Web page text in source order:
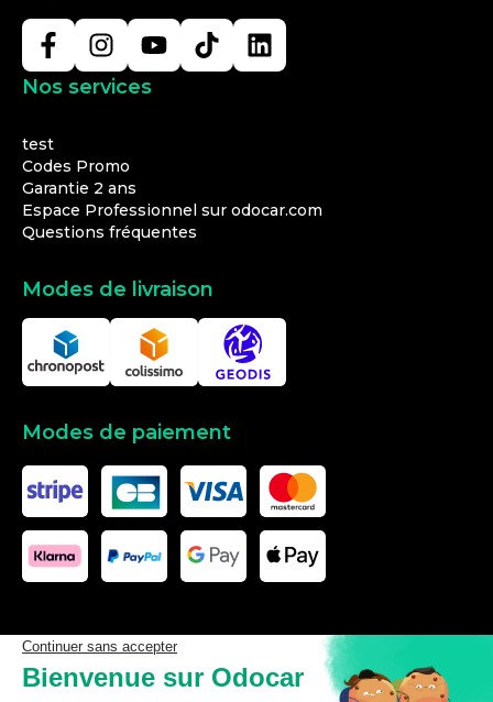
Nos services
test
Codes Promo
Garantie 2 ans
Espace Professionnel sur odocar.com
Questions fréquentes
Modes de livraison
Modes de paiement
Les données affichées ici, particulièrement la base de donnée
complète, ne doivent pas être copiées. Il est interdit d’exploiter les